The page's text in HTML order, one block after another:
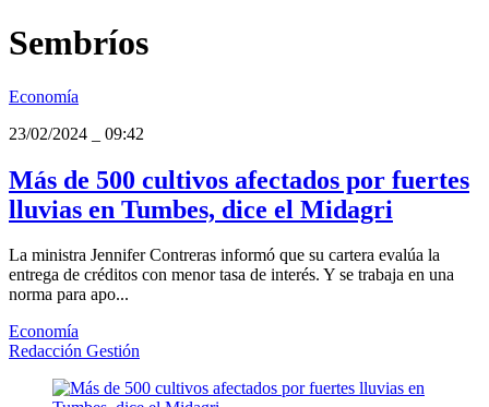
Sembríos
Economía
23/02/2024
09:42
Más de 500 cultivos afectados por fuertes
lluvias en Tumbes, dice el Midagri
La ministra Jennifer Contreras informó que su cartera evalúa la
entrega de créditos con menor tasa de interés. Y se trabaja en una
norma para apo...
Economía
Redacción Gestión